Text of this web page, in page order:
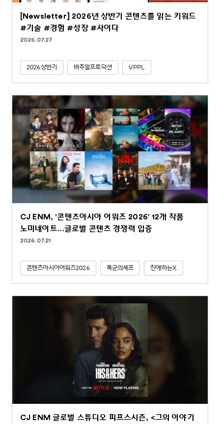
[Newsletter] 2026년 상반기 콘텐츠를 읽는 키워드
#기술 #경험 #성장 #사이다
2026.07.27
2026상반기 버추얼프로덕션 VPPL
CJ ENM, '콘텐츠아시아 어워즈 2026' 12개 작품
노미네이트…글로벌 콘텐츠 경쟁력 입증
2026.07.21
콘텐츠아시아어워즈2026 폭군의셰프 친애하는X
CJ ENM 글로벌 스튜디오 피프스시즌, <그의 이야기